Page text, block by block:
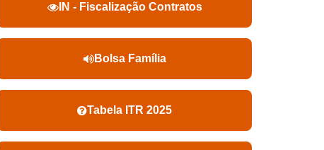
IN - Fiscalização Contratos
Bolsa Família
Tabela ITR 2025